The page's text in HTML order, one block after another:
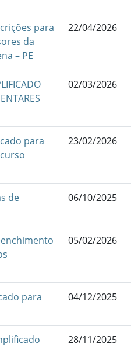
para
da
– PE
22/04/2026
02/03/2026
para
23/02/2026
de
06/10/2025
05/02/2026
para
04/12/2025
28/11/2025